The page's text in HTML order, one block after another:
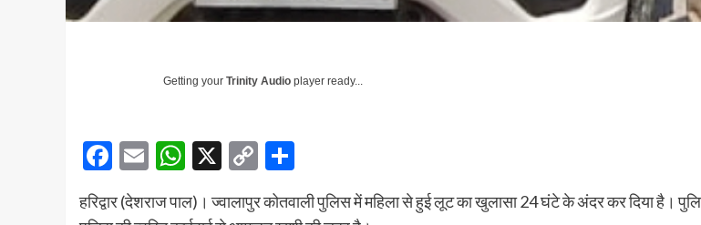
Getting your Trinity Audio player ready...
Facebook
EmailWhatsApp
X
Copy
Link
हरिद्वार (देशराज पाल)। ज्वालापुर कोतवाली पुलिस में महिला से हुई लूट का खुलासा 24 घंटे के अंदर कर दिया है।